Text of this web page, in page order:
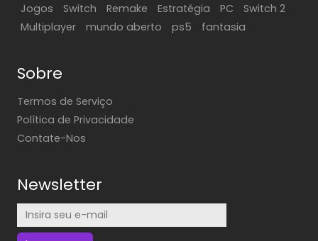
Jogos
Switch Remake Estratégia PC
Switch 2
Multiplayer
mundo aberto ps5 fantasia
Sobre
Termos de Serviço
Política de Privacidade
Contate-Nos
Newsletter